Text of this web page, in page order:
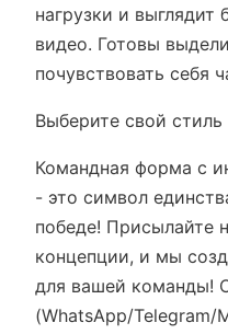
нагрузки и выглядит
видео. Готовы
почувствовать себя
Выберите свой стиль
Командная форма с
- это символ
победе! Присылайте
концепции, и мы
для вашей команды!
(WhatsApp/